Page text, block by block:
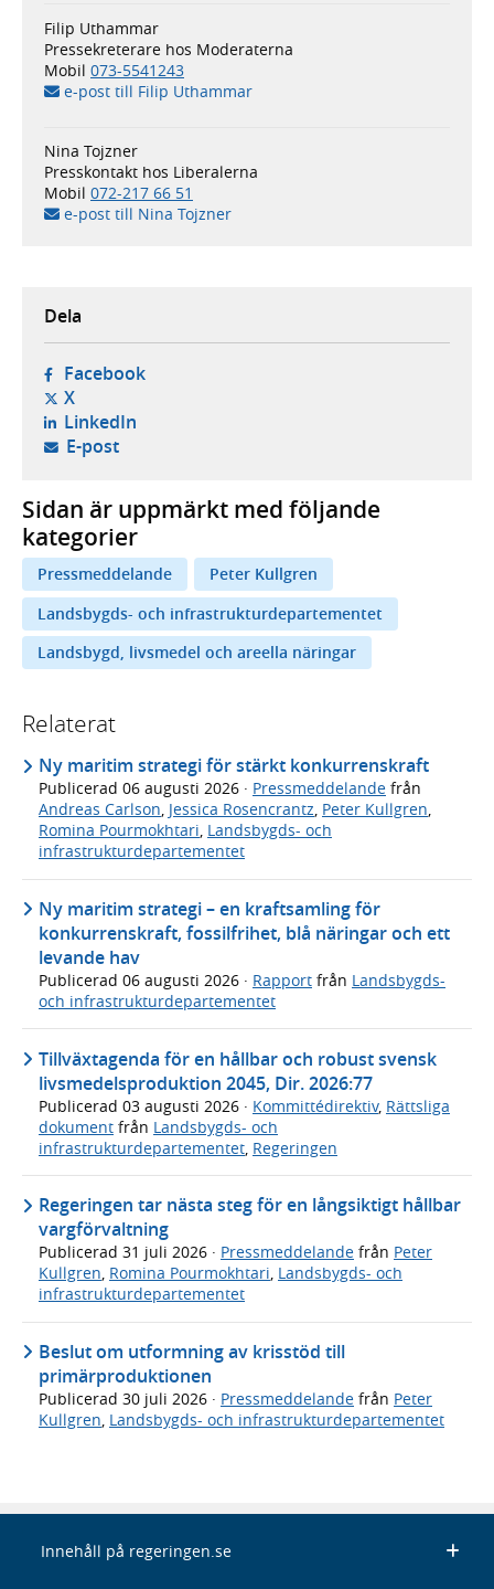
Filip Uthammar
Pressekreterare hos Moderaterna
Mobil 073-5541243
e-post till Filip Uthammar
Nina Tojzner
Presskontakt hos Liberalerna
Mobil 072-217 66 51
e-post till Nina Tojzner
Dela
Facebook- öppnas i ny flik, extern webbplats,
X- öppnas i ny flik, extern webbplats,
LinkedIn- öppnas i ny flik, extern webbplats,
E-post- öppnar din e-postklient,
Sidan är uppmärkt med följande
kategorier
Pressmeddelande
Peter Kullgren
Landsbygds- och infrastrukturdepartementet
Landsbygd, livsmedel och areella näringar
Relaterat
Ny maritim strategi för stärkt konkurrenskraft
Publicerad 06 augusti 2026 · Pressmeddelande från
Andreas Carlson, Jessica Rosencrantz, Peter Kullgren,
Romina Pourmokhtari, Landsbygds- och
infrastrukturdepartementet
Ny maritim strategi – en kraftsamling för
konkurrenskraft, fossilfrihet, blå näringar och ett
levande hav
Publicerad 06 augusti 2026 · Rapport från Landsbygds-
och infrastrukturdepartementet
Tillväxtagenda för en hållbar och robust svensk
livsmedelsproduktion 2045, Dir. 2026:77
Publicerad 03 augusti 2026 · Kommittédirektiv, Rättsliga
dokument från Landsbygds- och
infrastrukturdepartementet Regeringen
Regeringen tar nästa steg för en långsiktigt hållbar
vargförvaltning
Publicerad 31 juli 2026 · Pressmeddelande från Peter
Kullgren, Romina Pourmokhtari, Landsbygds- och
infrastrukturdepartementet
Beslut om utformning av krisstöd till
primärproduktionen
Publicerad 30 juli 2026 · Pressmeddelande från Peter
Kullgren, Landsbygds- och infrastrukturdepartementet
Innehåll på regeringen.se